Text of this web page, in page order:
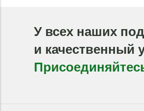
У всех наших
и качественный